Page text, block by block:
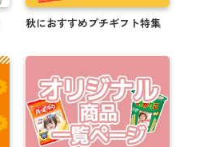
秋におすすめプチギフト特集